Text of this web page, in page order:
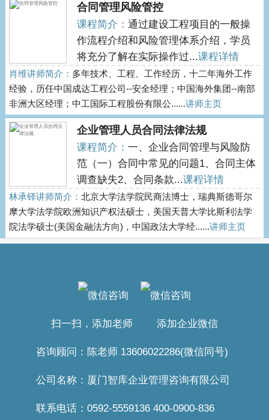
合同管理风险管控
课程简介：通过建设工程项目的一般操
作流程介绍和风险管理体系介绍，学员
将充分了解在实际操作过...课程详情
肖维讲师简介： 多年技术、工程、工作经历，十二年海外工作
经验，历任中国成达工程公司--安全经理；中国海外集团--南部
非洲大区经理；中工国际工程股份有限公......讲师主页
企业管理人员合同法律法规
课程简介：一、企业合同管理与风险防
范（一）合同中常见的问题1、合同主体
调查缺失2、合同条款...课程详情
林承铎讲师简介： 北京大学法学院民商法博士，瑞典斯德哥尔
摩大学法学院欧洲知识产权法硕士，美国天普大学比斯利法学
院法学硕士(美国金融法方向)，中国政法大学经......讲师主页
扫一扫，添加老师 添加企业微信
咨询顾问：陈老师 13606022286(微信同号)
公司名称：厦门智库企业管理咨询有限公司
联系电话：0592-5559136 400-0900-836